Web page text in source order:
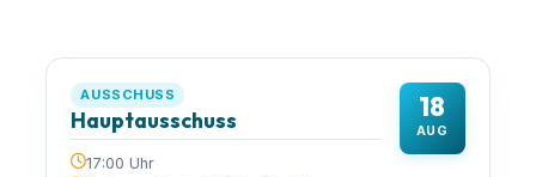
18
AUG
AUSSCHUSS
Hauptausschuss
17:00 Uhr